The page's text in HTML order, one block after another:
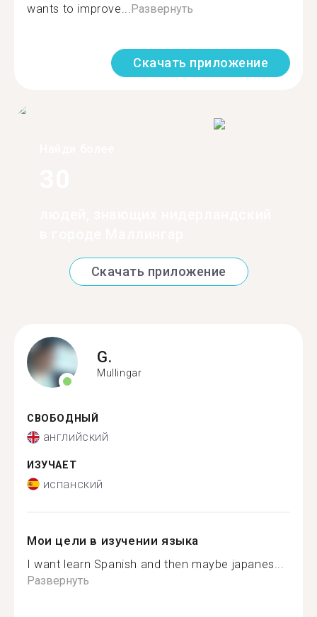
wants to improve...Развернуть
Скачать приложение
Скачать приложение
G.
Mullingar
СВОБОДНЫЙ
английский
ИЗУЧАЕТ
испанский
Мои цели в изучении языка
I want learn Spanish and then maybe japanes...
Развернуть